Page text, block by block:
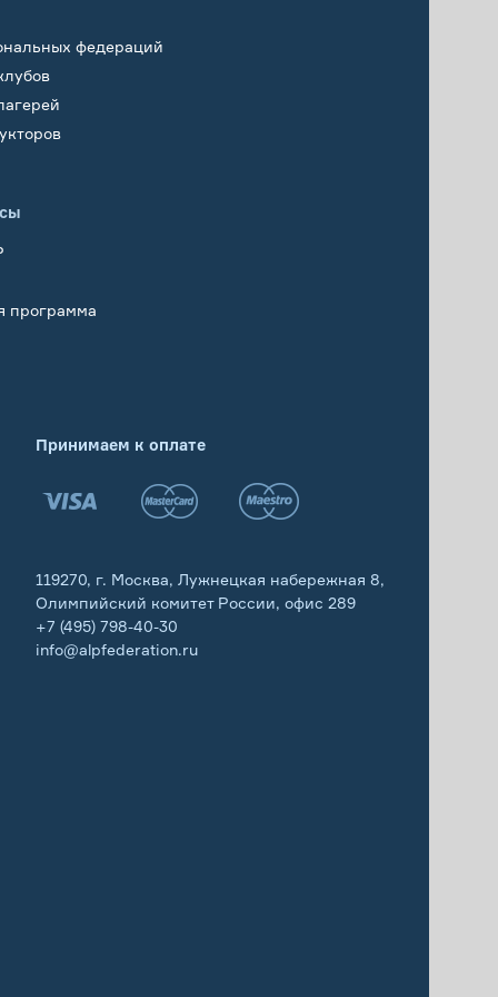
федераций
программа
Принимаем к оплате
119270, г. Москва, Лужнецкая набережная 8,
Олимпийский комитет России, офис 289
+7 (495) 798-40-30
info@alpfederation.ru